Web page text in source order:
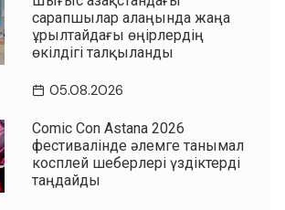
сарапшылар алаңында жаңа
Құрылтайдағы өңірлердің
өкілдігі талқыланды
05.08.2026
Comic Con Astana 2026
фестивалінде әлемге танымал
косплей шеберлері үздіктерді
таңдайды